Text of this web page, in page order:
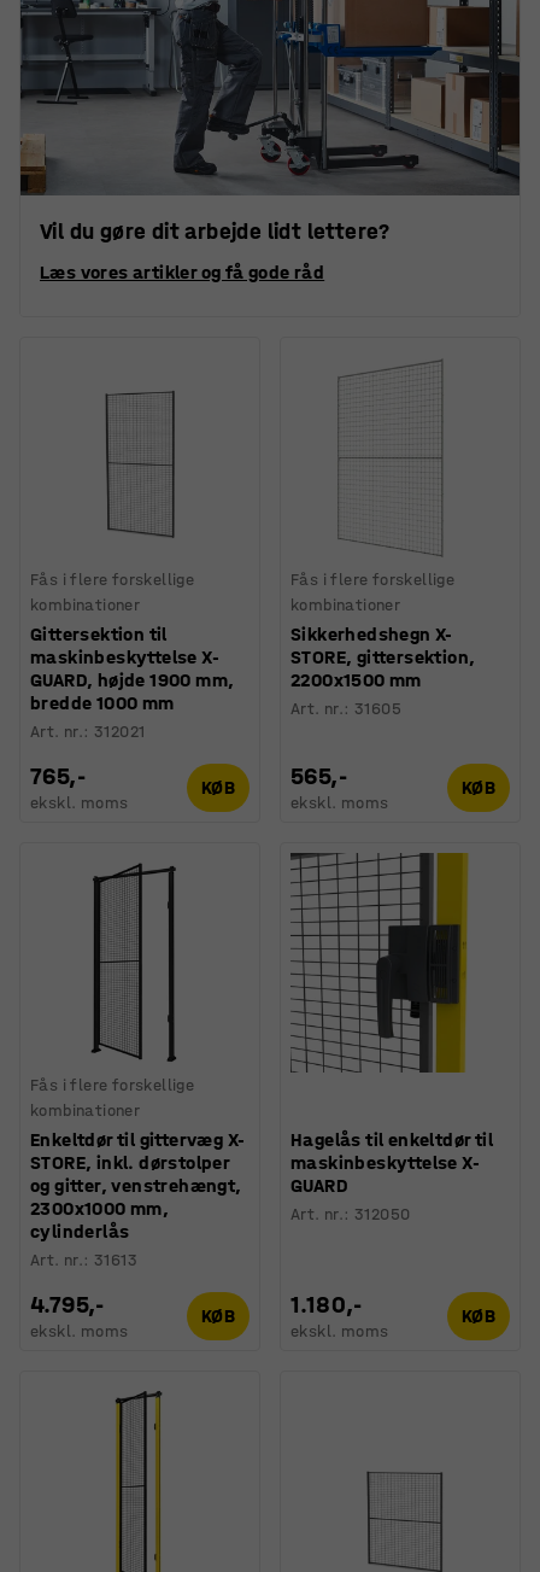
Vil du gøre dit arbejde lidt lettere?
Læs vores artikler og få gode råd
Fås i flere forskellige
kombinationer
Gittersektion til
maskinbeskyttelse X-
GUARD, højde 1900 mm,
bredde 1000 mm
Art. nr.: 312021
765,-
ekskl. moms
KØB
Fås i flere forskellige
kombinationer
Sikkerhedshegn X-
STORE, gittersektion,
2200x1500 mm
Art. nr.: 31605
565,-
ekskl. moms
KØB
Fås i flere forskellige
kombinationer
Enkeltdør til gittervæg X-
STORE, inkl. dørstolper
og gitter, venstrehængt,
2300x1000 mm,
cylinderlås
Art. nr.: 31613
4.795,-
ekskl. moms
KØB
Hagelås til enkeltdør til
maskinbeskyttelse X-
GUARD
Art. nr.: 312050
1.180,-
ekskl. moms
KØB